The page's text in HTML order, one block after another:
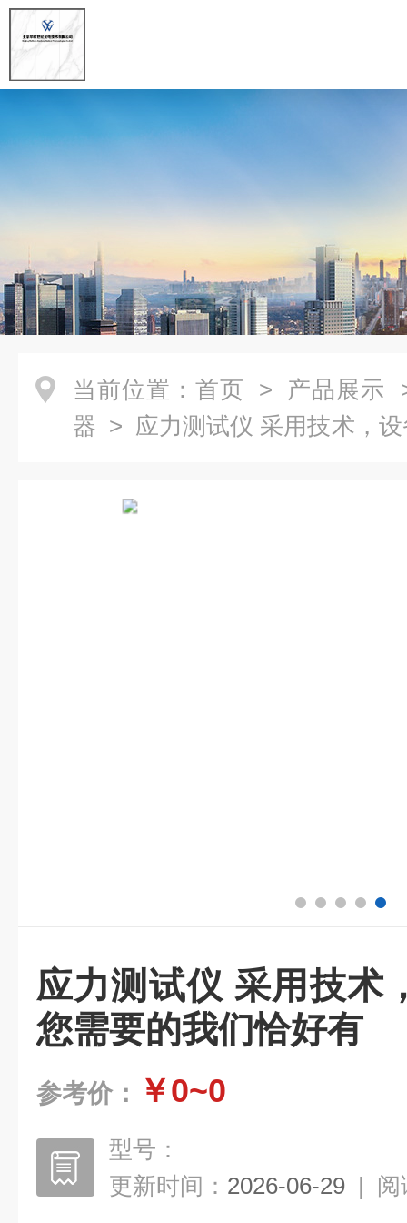
当前位置： 首页 > 产品展示
器 > 应力测试仪 采用技术，
应力测试仪 采用技术
您需要的我们恰好有
参考价： ￥0~0
型号：
更新时间： 2026-06-29 | 阅